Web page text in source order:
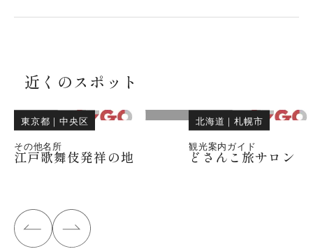
近くのスポット
東京都 ｜中央区
その他名所
江戸歌舞伎発祥の地
北海道 ｜札幌市
観光案内ガイド
どさんこ旅サロン